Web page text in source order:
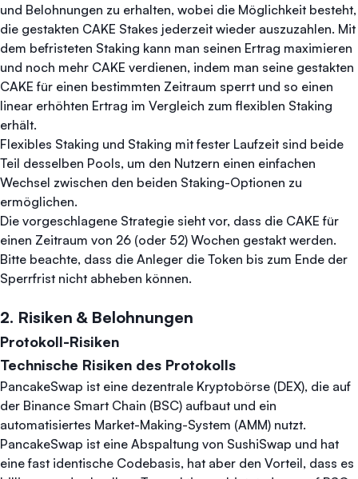
und Belohnungen zu erhalten, wobei die Möglichkeit besteht,
die gestakten CAKE Stakes jederzeit wieder auszuzahlen. Mit
dem befristeten Staking kann man seinen Ertrag maximieren
und noch mehr CAKE verdienen, indem man seine gestakten
CAKE für einen bestimmten Zeitraum sperrt und so einen
linear erhöhten Ertrag im Vergleich zum flexiblen Staking
erhält.
Flexibles Staking und Staking mit fester Laufzeit sind beide
Teil desselben Pools, um den Nutzern einen einfachen
Wechsel zwischen den beiden Staking-Optionen zu
ermöglichen.
Die vorgeschlagene Strategie sieht vor, dass die CAKE für
einen Zeitraum von 26 (oder 52) Wochen gestakt werden.
Bitte beachte, dass die Anleger die Token bis zum Ende der
Sperrfrist nicht abheben können.
2. Risiken & Belohnungen
Protokoll-Risiken
Technische Risiken des Protokolls
PancakeSwap ist eine dezentrale Kryptobörse (DEX), die auf
der Binance Smart Chain (BSC) aufbaut und ein
automatisiertes Market-Making-System (AMM) nutzt.
PancakeSwap ist eine Abspaltung von SushiSwap und hat
eine fast identische Codebasis, hat aber den Vorteil, dass es